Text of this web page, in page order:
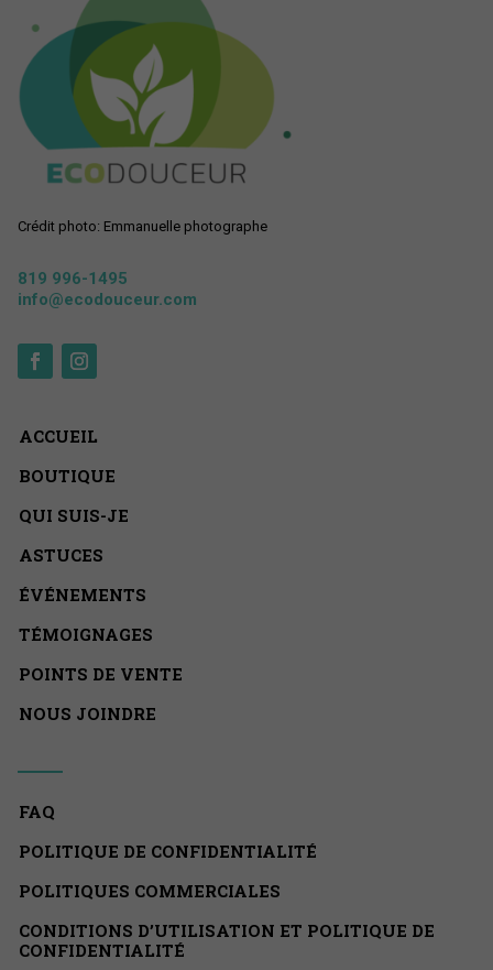
Crédit photo: Emmanuelle photographe
819 996-1495
info@ecodouceur.com
ACCUEIL
BOUTIQUE
QUI SUIS-JE
ASTUCES
ÉVÉNEMENTS
TÉMOIGNAGES
POINTS DE VENTE
NOUS JOINDRE
FAQ
POLITIQUE DE CONFIDENTIALITÉ
POLITIQUES COMMERCIALES
CONDITIONS D’UTILISATION ET POLITIQUE DE
CONFIDENTIALITÉ